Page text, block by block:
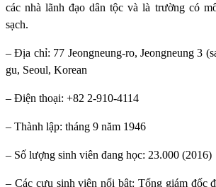
các nhà lãnh đạo dân tộc và là trường có
sạch.
– Địa chỉ: 77 Jeongneung-ro, Jeongneung 3
gu, Seoul, Korean
– Điện thoại: +82 2-910-4114
– Thành lập: tháng 9 năm 1946
– Số lượng sinh viên đang học: 23.000 (2016)
– Các cựu sinh viên nổi bật: Tổng giám đốc